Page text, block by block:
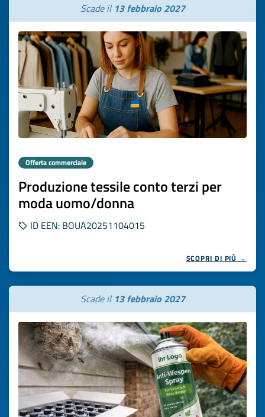
Scade il 13 febbraio 2027
Offerta commerciale
Produzione tessile conto terzi per
moda uomo/donna
ID EEN: BOUA20251104015
SCOPRI DI PIÙ →
Scade il 13 febbraio 2027